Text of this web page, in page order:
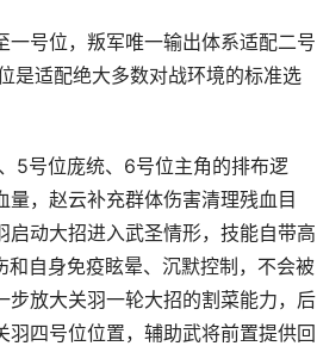
号位，叛军唯一输出体系适配二号
是适配绝大多数对战环境的标准选
5号位庞统、6号位主角的排布逻
，赵云补充群体伤害清理残血目
动大招进入武圣情形，技能自带高
自身免疫眩晕、沉默控制，不会被
放大关羽一轮大招的割菜能力，后
四号位位置，辅助武将前置提供回